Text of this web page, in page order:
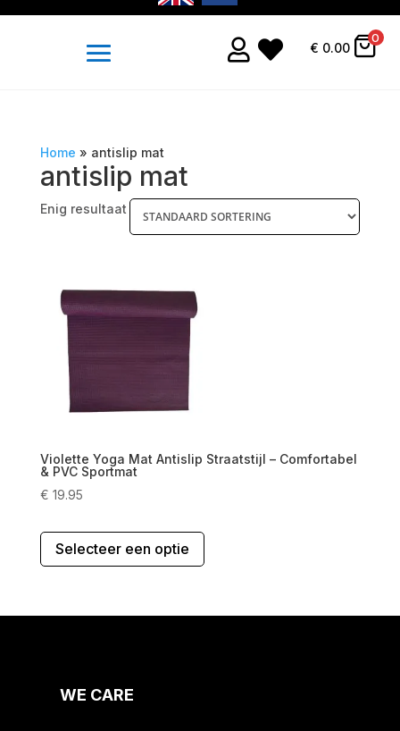
  € 0.00
0
Home » antislip mat
antislip mat
Enig resultaat
Violette Yoga Mat Antislip Straatstijl – Comfortabel
& PVC Sportmat
€ 19.95
Selecteer een optie
heeft
WE CARE